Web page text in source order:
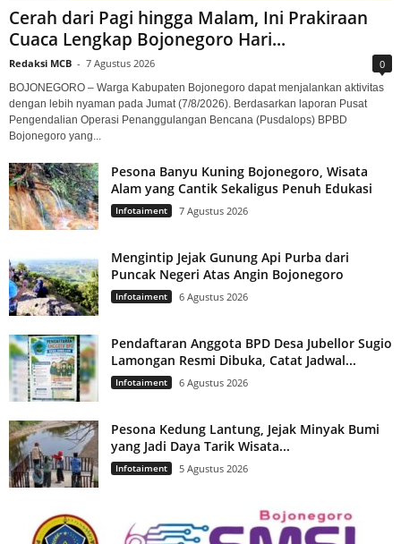
Cerah dari Pagi hingga Malam, Ini Prakiraan
Cuaca Lengkap Bojonegoro Hari...
Redaksi MCB - 7 Agustus 2026 0
BOJONEGORO – Warga Kabupaten Bojonegoro dapat menjalankan aktivitas
dengan lebih nyaman pada Jumat (7/8/2026). Berdasarkan laporan Pusat
Pengendalian Operasi Penanggulangan Bencana (Pusdalops) BPBD
Bojonegoro yang...
Pesona Banyu Kuning Bojonegoro, Wisata
Alam yang Cantik Sekaligus Penuh Edukasi
Infotaiment 7 Agustus 2026
Mengintip Jejak Gunung Api Purba dari
Puncak Negeri Atas Angin Bojonegoro
Infotaiment 6 Agustus 2026
Pendaftaran Anggota BPD Desa Jubellor Sugio
Lamongan Resmi Dibuka, Catat Jadwal...
Infotaiment 6 Agustus 2026
Pesona Kedung Lantung, Jejak Minyak Bumi
yang Jadi Daya Tarik Wisata...
Infotaiment 5 Agustus 2026